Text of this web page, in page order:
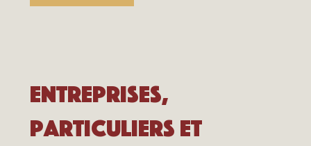
Entreprises,
particuliers et